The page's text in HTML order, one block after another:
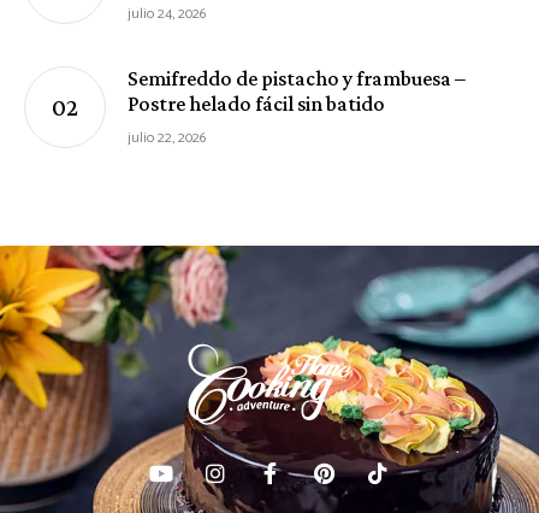
julio 24, 2026
Semifreddo de pistacho y frambuesa –
Postre helado fácil sin batido
julio 22, 2026